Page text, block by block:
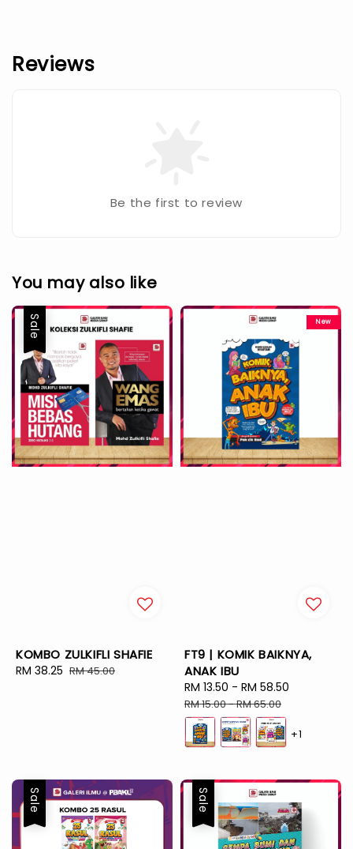
Reviews
Be the first to review
You may also like
Sale
KOMBO ZULKIFLI SHAFIE
Sale
RM 38.25 Regular
RM 45.00
New
FT9 | KOMIK BAIKNYA,
ANAK IBU
Sale
price
RM 13.50 - RM 58.50
RM 15.00-RM 65.00
+1
Sale Sale